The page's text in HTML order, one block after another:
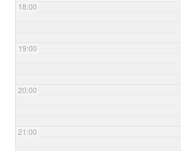
18:00
19:00
20:00
21:00